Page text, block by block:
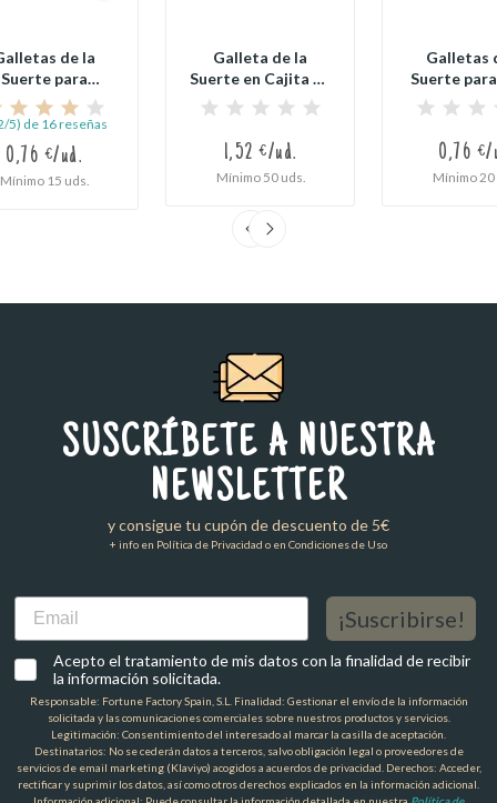
de la
Suerte para
Navidad
5) de 16 reseñas
0,76 €/ud.
Mínimo 15 uds.
Galleta de la
Suerte en Cajita de
Cartón Kraft...
1,52 €/ud.
Mínimo 50 uds.
Galletas
Suerte
de la
0,76 €/
Mínimo 20
SUSCRÍBETE A NUESTRA
NEWSLETTER
y consigue tu cupón de descuento de 5€
+ info en Política de Privacidad o en Condiciones de Uso
Email
¡Suscribirse!
Acepto el tratamiento de mis datos con la finalidad de recibir
la información solicitada.
Responsable: Fortune Factory Spain, S.L. Finalidad: Gestionar el envío de la información
solicitada y las comunicaciones comerciales sobre nuestros productos y servicios.
Legitimación: Consentimiento del interesado al marcar la casilla de aceptación.
Destinatarios: No se cederán datos a terceros, salvo obligación legal o proveedores de
servicios de email marketing (Klaviyo) acogidos a acuerdos de privacidad. Derechos: Acceder,
rectificar y suprimir los datos, así como otros derechos explicados en la información adicional.